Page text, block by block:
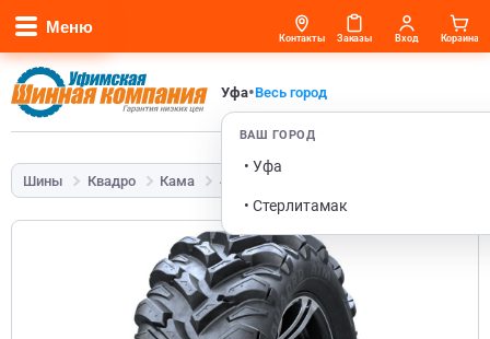
Меню
Уфа•Весь город
ВАШ ГОРОД
• Уфа
• Стерлитамак
Контакты Заказы Вход Корзина
Шины Квадро Кама 437 Quadro ATM